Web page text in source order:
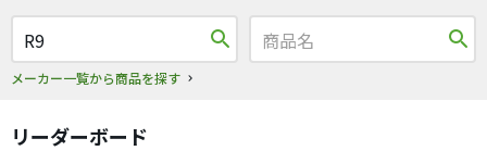
search
メーカー一覧から商品を探す
search
リーダーボード